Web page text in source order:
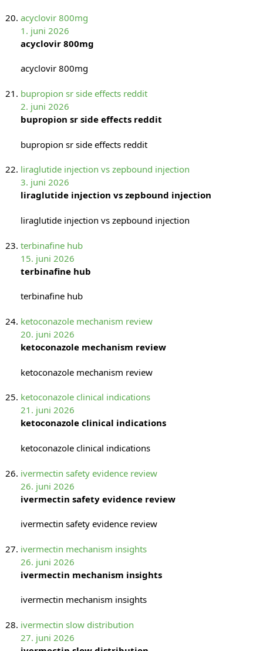
acyclovir 800mg
1. juni 2026
acyclovir 800mg
acyclovir 800mg
bupropion sr side effects reddit
2. juni 2026
bupropion sr side effects reddit
bupropion sr side effects reddit
liraglutide injection vs zepbound injection
3. juni 2026
liraglutide injection vs zepbound injection
liraglutide injection vs zepbound injection
terbinafine hub
15. juni 2026
terbinafine hub
terbinafine hub
ketoconazole mechanism review
20. juni 2026
ketoconazole mechanism review
ketoconazole mechanism review
ketoconazole clinical indications
21. juni 2026
ketoconazole clinical indications
ketoconazole clinical indications
ivermectin safety evidence review
26. juni 2026
ivermectin safety evidence review
ivermectin safety evidence review
ivermectin mechanism insights
26. juni 2026
ivermectin mechanism insights
ivermectin mechanism insights
ivermectin slow distribution
27. juni 2026